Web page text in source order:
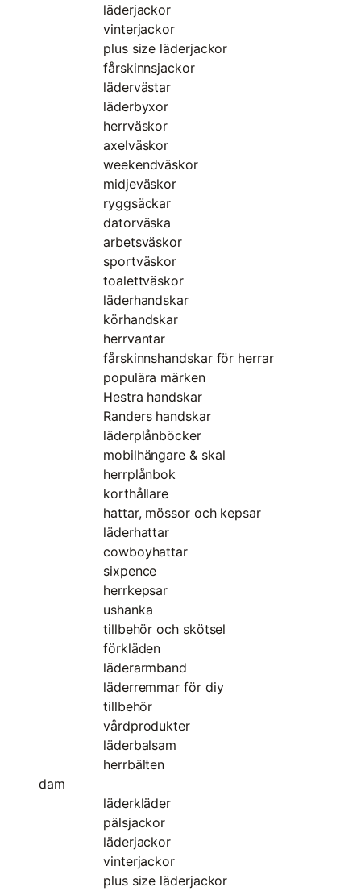
läderjackor
vinterjackor
plus size läderjackor
fårskinnsjackor
lädervästar
läderbyxor
herrväskor
axelväskor
weekendväskor
midjeväskor
ryggsäckar
datorväska
arbetsväskor
sportväskor
toalettväskor
läderhandskar
körhandskar
herrvantar
fårskinnshandskar för herrar
populära märken
Hestra handskar
Randers handskar
läderplånböcker
mobilhängare & skal
herrplånbok
korthållare
hattar, mössor och kepsar
läderhattar
cowboyhattar
sixpence
herrkepsar
ushanka
tillbehör och skötsel
förkläden
läderarmband
läderremmar för diy
tillbehör
vårdprodukter
läderbalsam
herrbälten
dam
läderkläder
pälsjackor
läderjackor
vinterjackor
plus size läderjackor